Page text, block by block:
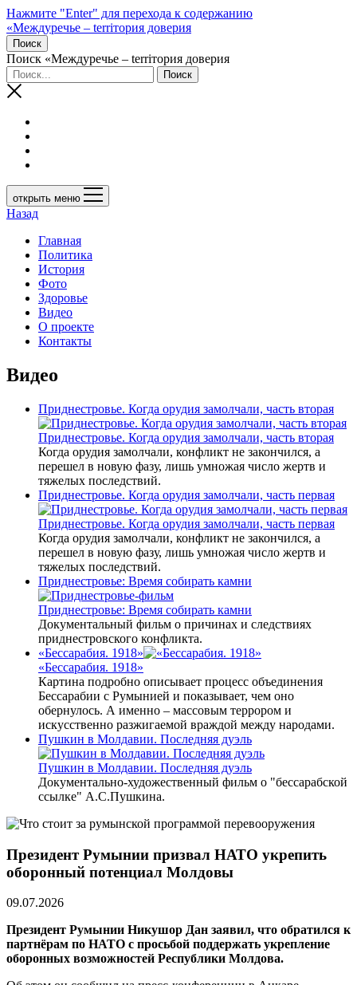
Нажмите "Enter" для перехода к содержанию
«Междуречье – terriтория доверия
Поиск
Поиск «Междуречье – terriтория доверия
открыть меню
Назад
Главная
Политика
История
Фото
Здоровье
Видео
О проекте
Контакты
Видео
Приднестровье. Когда орудия замолчали, часть вторая
Приднестровье. Когда орудия замолчали, часть вторая
Когда орудия замолчали, конфликт не закончился, а
перешел в новую фазу, лишь умножая число жертв и
тяжелых последствий.
Приднестровье. Когда орудия замолчали, часть первая
Приднестровье. Когда орудия замолчали, часть первая
Когда орудия замолчали, конфликт не закончился, а
перешел в новую фазу, лишь умножая число жертв и
тяжелых последствий.
Приднестровье: Время собирать камни
Приднестровье: Время собирать камни
Документальный фильм о причинах и следствиях
приднестровского конфликта.
«Бессарабия. 1918»
«Бессарабия. 1918»
Картина подробно описывает процесс объединения
Бессарабии с Румынией и показывает, чем оно
обернулось. А именно – массовым террором и
искусственно разжигаемой враждой между народами.
Пушкин в Молдавии. Последняя дуэль
Пушкин в Молдавии. Последняя дуэль
Документально-художественный фильм о "бессарабской
ссылке" А.С.Пушкина.
Президент Румынии призвал НАТО укрепить
оборонный потенциал Молдовы
09.07.2026
Президент Румынии Никушор Дан заявил, что обратился к
партнёрам по НАТО с просьбой поддержать укрепление
оборонных возможностей Республики Молдова.